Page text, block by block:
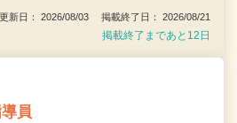
更新日： 2026/08/03 掲載終了日： 2026/08/21
掲載終了まであと12日
員